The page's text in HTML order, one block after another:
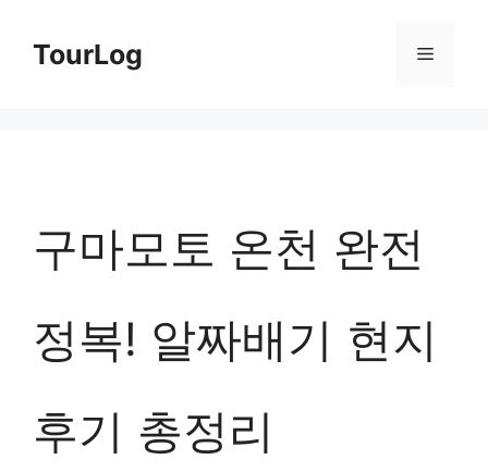
TourLog 메
구마모토 온천 완전
정복! 알짜배기 현지
후기 총정리